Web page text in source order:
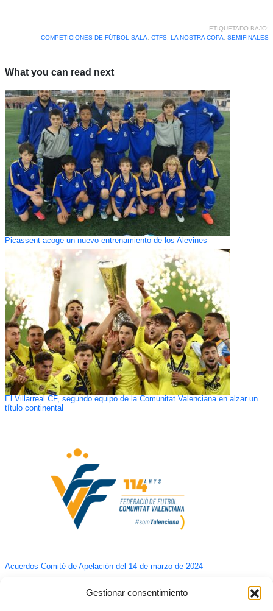
Gestionar consentimiento
ETIQUETADO BAJO:
COMPETICIONES DE FÚTBOL SALA
CTFS, LA NOSTRA COPA SEMIFINALES
What you can read next
Picassent acoge un nuevo entrenamiento de los Alevines
El Villarreal CF, segundo equipo de la Comunitat Valenciana en alzar un
título continental
Acuerdos Comité de Apelación del 14 de marzo de 2024